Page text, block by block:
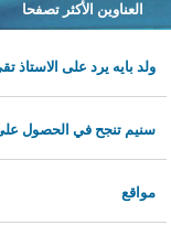
العناوين الأكثر تصفحا
ولد بايه يرد على
سنيم تنجح في الحصول على
مواقع